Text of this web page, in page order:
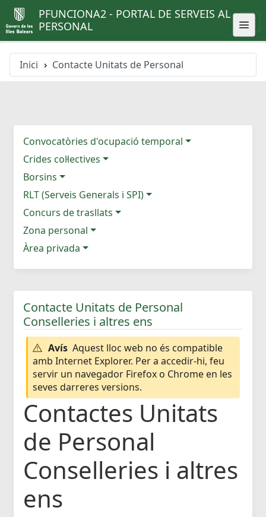
PFUNCIONA2 - PORTAL DE SERVEIS AL
PERSONAL
Inici Contacte Unitats de Personal
Convocatòries d'ocupació temporal
Crides col·lectives
Borsins
RLT (Serveis Generals i SPI)
Concurs de trasllats
Zona personal
Àrea privada
Contacte Unitats de Personal
Conselleries i altres ens
Avís Aquest lloc web no és compatible
amb Internet Explorer. Per a accedir-hi, feu
servir un navegador Firefox o Chrome en les
seves darreres versions.
Contactes Unitats
de Personal
Conselleries i altres
ens